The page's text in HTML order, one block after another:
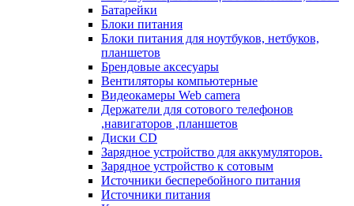
Батарейки
Блоки питания
Блоки питания для ноутбуков, нетбуков,
планшетов
Брендовые аксесуары
Вентиляторы компьютерные
Видеокамеры Web camera
Держатели для сотового телефонов
,навигаторов ,планшетов
Диски CD
Зарядное устройство для аккумуляторов.
Зарядное устройство к сотовым
Источники бесперебойного питания
Источники питания